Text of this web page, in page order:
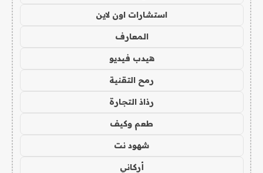
استشارات اون لاين
المعارف
هيدب فيديو
رمح التقنية
رذاذ التجارة
طعم وكيف
شهود نت
أركاني